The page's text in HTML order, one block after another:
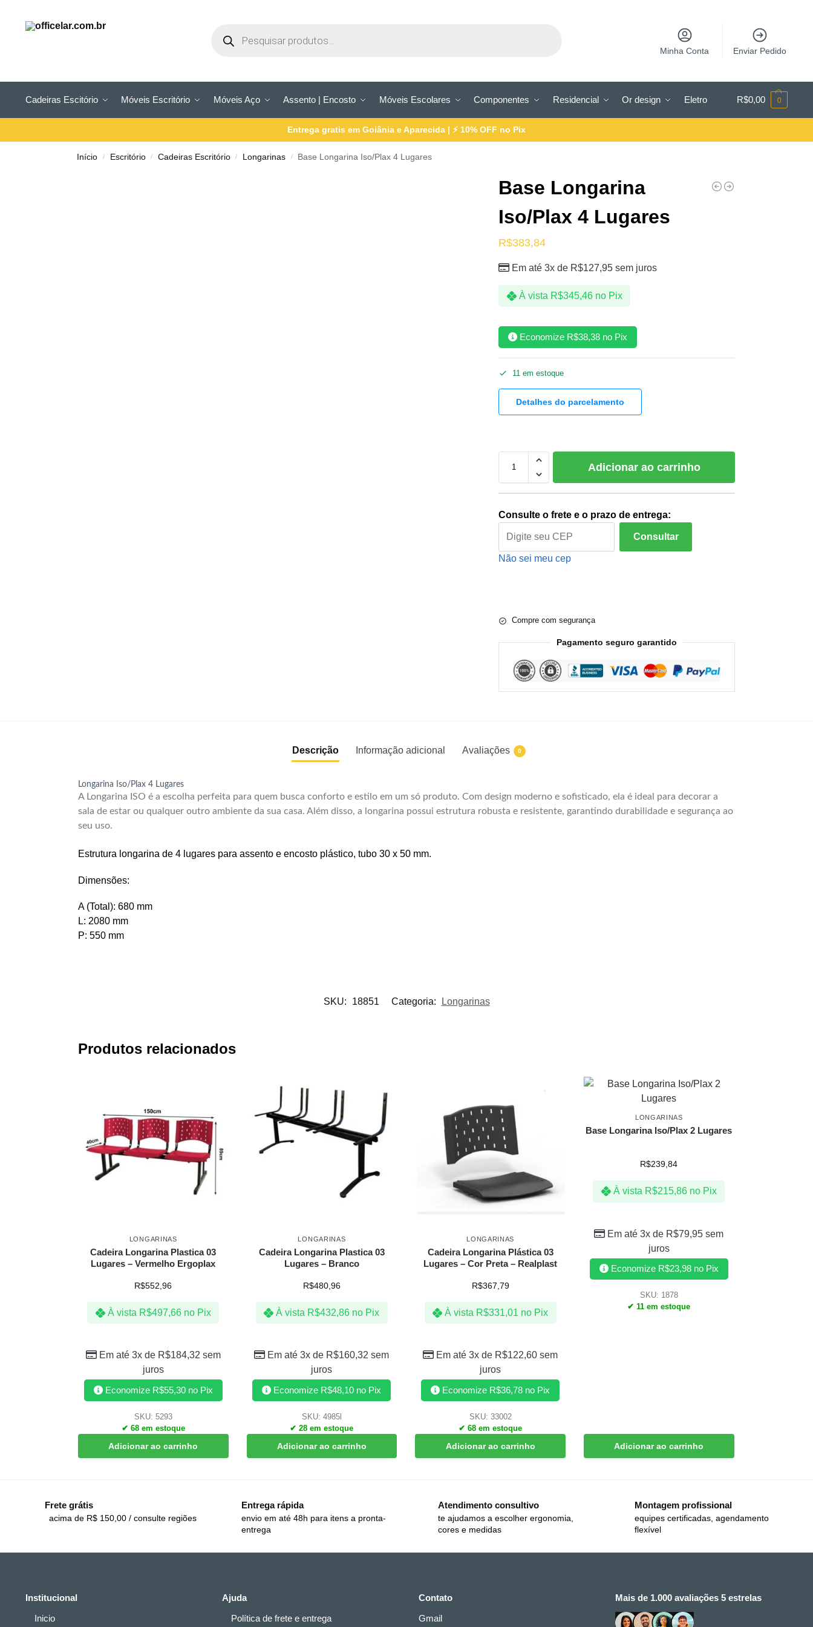
Minha Conta Enviar Pedido
Cadeiras Escitório Móveis Escritório Móveis Aço Assento | Encosto Móveis Escolares Componentes Residencial Or design Eletro R$0,00 0
Entrega gratis em Goiânia e Aparecida | ⚡ 10% OFF no Pix
Início / Escritório / Cadeiras Escritório / Longarinas / Base Longarina Iso/Plax 4 Lugares
Base Longarina
Iso/Plax 4 Lugares
R$383,84
À vista R$345,46 no Pix
Em até 3x de R$127,95 sem juros
Economize R$38,38 no Pix
11 em estoque
Detalhes do parcelamento
Adicionar ao carrinho
Consulte o frete e o prazo de entrega:
Consultar
Não sei meu cep
Compre com segurança
Pagamento seguro garantido
Descrição Informação adicional Avaliações 0
Longarina Iso/Plax 4 Lugares
A Longarina ISO é a escolha perfeita para quem busca conforto e estilo em um só produto. Com design moderno e sofisticado, ela é ideal para decorar a
sala de estar ou qualquer outro ambiente da sua casa. Além disso, a longarina possui estrutura robusta e resistente, garantindo durabilidade e segurança ao
seu uso.
Estrutura longarina de 4 lugares para assento e encosto plástico, tubo 30 x 50 mm.
Dimensões:
A (Total): 680 mm
L: 2080 mm
P: 550 mm
SKU: 18851 Categoria: Longarinas
Produtos relacionados
LONGARINAS
Cadeira Longarina Plastica 03
Lugares – Vermelho Ergoplax
R$552,96
À vista R$497,66 no Pix
Em até 3x de R$184,32 sem
juros
Economize R$55,30no Pix
SKU: 5293
✔ 68 em estoque
Adicionar ao carrinho
LONGARINAS
Cadeira Longarina Plastica 03
Lugares – Branco
R$480,96
À vista R$432,86 no Pix
Em até 3x de R$160,32 sem
juros
Economize R$48,10 no Pix
SKU: 4985l
✔ 28 em estoque
Adicionar ao carrinho
LONGARINAS
Cadeira Longarina Plástica 03
Lugares – Cor Preta – Realplast
R$367,79
À vista R$331,01 no Pix
Em até 3x de R$122,60 sem
juros
Economize R$36,78 no Pix
SKU: 33002
✔ 68 em estoque
Adicionar ao carrinho
LONGARINAS
Base Longarina Iso/Plax 2 Lugares
R$239,84
À vista R$215,86 no Pix
Em até 3x de R$79,95 sem
juros
Economize R$23,98no Pix
SKU: 1878
✔ 11 em estoque
Adicionar ao carrinho
Frete grátis
acima de R$ 150,00 / consulte regiões
Entrega rápida
envio em até 48h para itens a pronta-
entrega
Atendimento consultivo
te ajudamos a escolher ergonomia,
cores e medidas
Montagem profissional
equipes certificadas, agendamento
flexível
Institucional
Inicio
Ajuda
Política de frete e entrega
Contato
Gmail
Mais de 1.000 avaliações 5 estrelas